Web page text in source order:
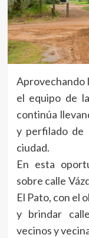
Aprovechando
el equipo de
continúa
y perfilado de
ciudad.
En esta
sobre calle
El Pato, con el
y brindar
vecinos y